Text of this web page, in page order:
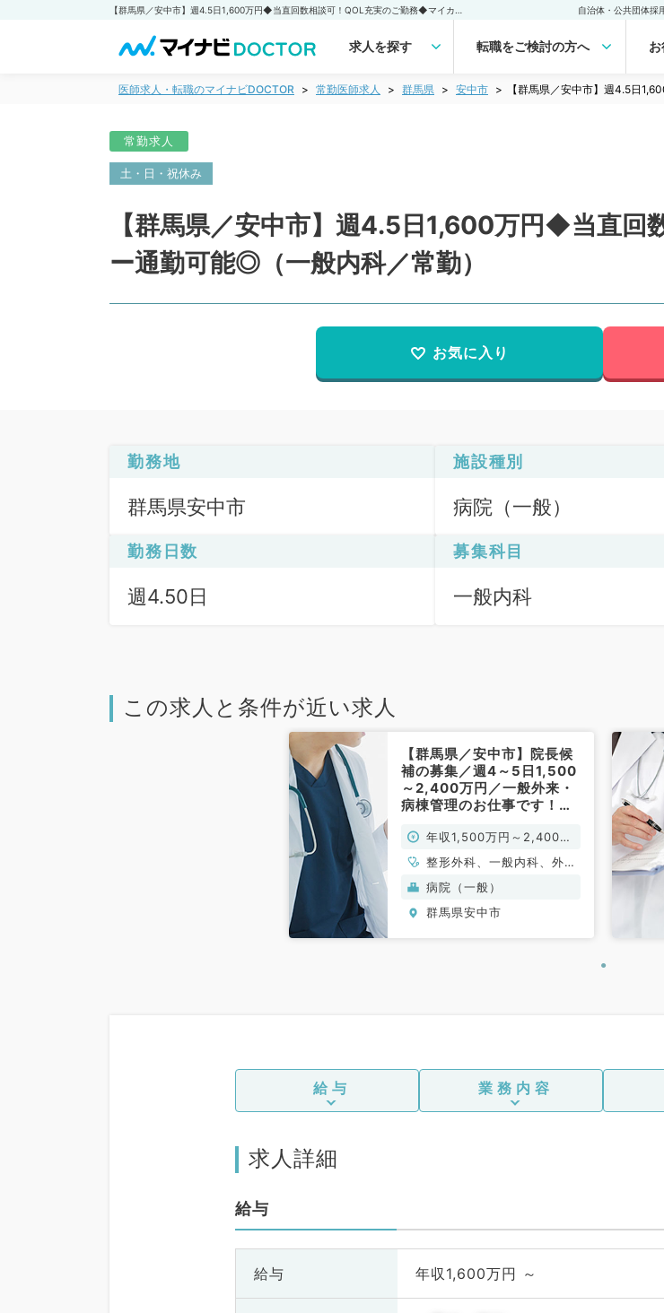
自治体・公共団体採
求人を探す 転職をご検討の方へ
医師求人・転職のマイナビDOCTOR 常勤医師求人 群馬県 安中市 【群馬県／安中市】週4.5日
常勤求人
土・日・祝休み
【群馬県／安中市】週4.5日1,600万円◆当直
ー通勤可能◎（一般内科／常勤）
お気に入り
勤務地
群馬県安中市
施設種別
病院（一般）
勤務日数
週4.50日
募集科目
一般内科
この求人と条件が近い求人
【群馬県／安中市】院長候
補の募集／週4～5日1,500
～2,400万円／一般外来・
病棟管理のお仕事です！
総合診療科／常勤）
年収1,500万円～2,400万
円
整形外科、一般内科、外科
系全般、一般外科、総合診
療科
病院（一般）
群馬県安中市
給与 業務内容
求人詳細
給与
給与 年収1,600万円 ～